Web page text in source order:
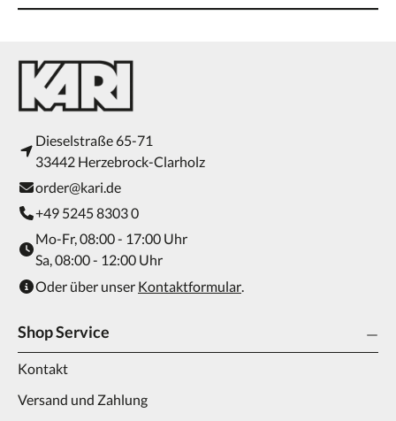
Dieselstraße 65-71
33442 Herzebrock-Clarholz
order@kari.de
+49 5245 8303 0
Mo-Fr, 08:00 - 17:00 Uhr
Sa, 08:00 - 12:00 Uhr
Oder über unser Kontaktformular.
Shop Service
Kontakt
Versand und Zahlung